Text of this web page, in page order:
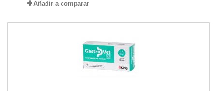
Añadir a comparar